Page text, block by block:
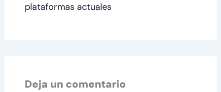
plataformas actuales
Deja un comentario